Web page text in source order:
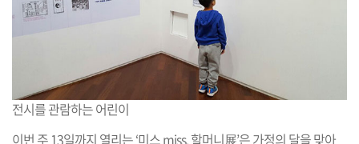
전시를 관람하는 어린이
이번 주 13일까지 열리는 ‘미스 miss, 할머니展’은 가정의 달을 맞아